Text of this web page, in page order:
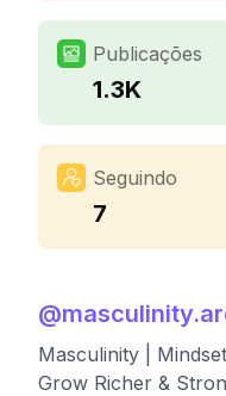
Publicações
1.3K
Seguindo
7
@
Masculinity |
Grow Richer &